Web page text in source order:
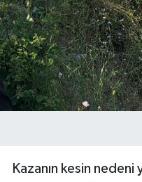
Kazanın kesin nedeni